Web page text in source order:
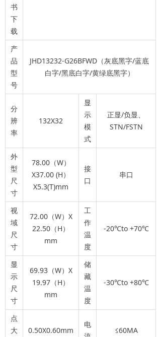
书
下
载
产
品
型
号
JHD13232-G26BFWD（灰底黑字/蓝底
白字/黑底白字/黄绿底黑字）
分
辨
率
132X32
显
示
模
式
正显/负显、
STN/FSTN
外
型
尺
寸
78.00（W）
X37.00 (H）
X5.3(T)mm
接
口
串口
视
域
尺
寸
72.00（W）X
22.50（H）
mm
工
作
温
度
-20℃to +70℃
显
示
尺
寸
69.93（W）X
19.97（H）
mm
储
藏
温
度
-30℃to +80℃
点
大
0.50X0.60mm
电
≤60MA